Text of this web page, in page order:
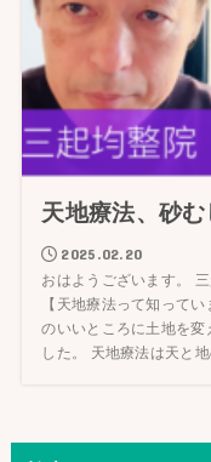
天地療法、砂
2025.02.20
おはようございます。
【天地療法って知って
のいいところに土地を変
した。 天地療法は天と地